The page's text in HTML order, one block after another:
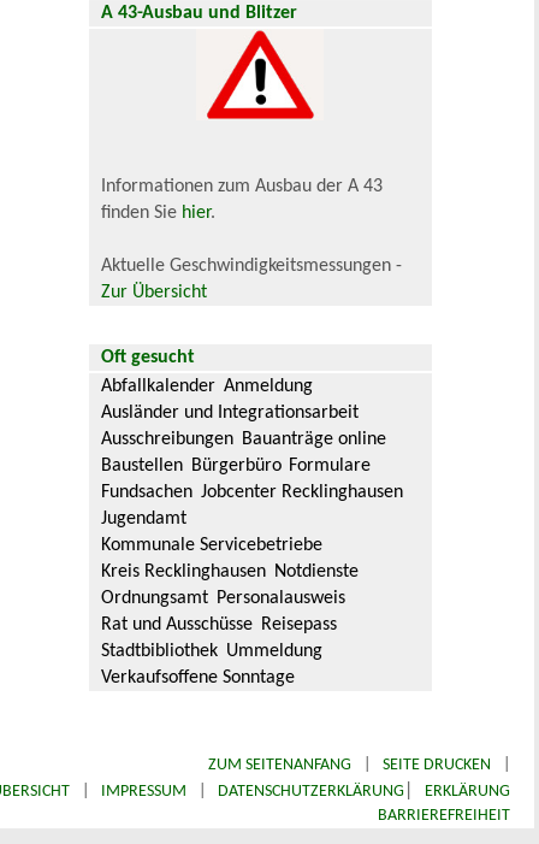
A 43-Ausbau und Blitzer
Informationen zum Ausbau der A 43
finden Sie hier.
Aktuelle Geschwindigkeitsmessungen -
Zur Übersicht
Oft gesucht
Abfallkalender Anmeldung
Ausländer und Integrationsarbeit
Ausschreibungen Bauanträge online
Baustellen Bürgerbüro Formulare
Fundsachen Jobcenter Recklinghausen
Jugendamt
Kommunale Servicebetriebe
Kreis Recklinghausen Notdienste
Ordnungsamt Personalausweis
Rat und Ausschüsse Reisepass
Stadtbibliothek Ummeldung
Verkaufsoffene Sonntage
ZUM SEITENANFANG SEITE DRUCKEN
IMPRESSUM DATENSCHUTZERKLÄRUNG|
ERKLÄRUNG
BARRIEREFREIHEIT